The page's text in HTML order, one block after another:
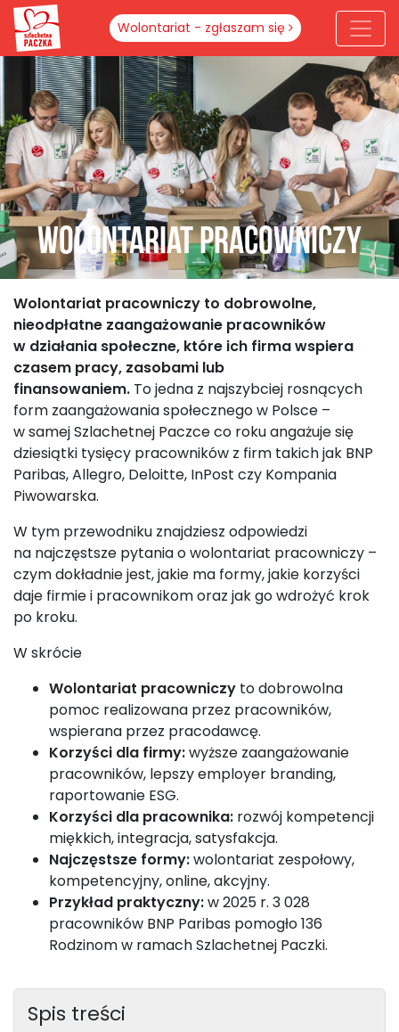
Wolontariat - zgłaszam się
Wolontariat pracowniczy
Wolontariat pracowniczy to dobrowolne,
nieodpłatne zaangażowanie pracowników
w działania społeczne, które ich firma wspiera
czasem pracy, zasobami lub
finansowaniem. To jedna z najszybciej rosnących
form zaangażowania społecznego w Polsce –
w samej Szlachetnej Paczce co roku angażuje się
dziesiątki tysięcy pracowników z firm takich jak BNP
Paribas, Allegro, Deloitte, InPost czy Kompania
Piwowarska.
W tym przewodniku znajdziesz odpowiedzi
na najczęstsze pytania o wolontariat pracowniczy –
czym dokładnie jest, jakie ma formy, jakie korzyści
daje firmie i pracownikom oraz jak go wdrożyć krok
po kroku.
W skrócie
Wolontariat pracowniczy to dobrowolna
pomoc realizowana przez pracowników,
wspierana przez pracodawcę.
Korzyści dla firmy:wyższe zaangażowanie
pracowników, lepszy employer branding,
raportowanie ESG.
Korzyści dla pracownika: rozwój kompetencji
miękkich, integracja, satysfakcja.
Najczęstsze formy:wolontariat zespołowy,
kompetencyjny, online, akcyjny.
Przykład praktyczny:w 2025 r. 3 028
pracowników BNP Paribas pomogło 136
Rodzinom w ramach Szlachetnej Paczki.
Spis treści